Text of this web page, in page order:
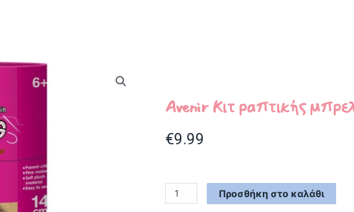
Avenir Κιτ ραπτικής
€9.99
Προσθήκη στο καλάθι